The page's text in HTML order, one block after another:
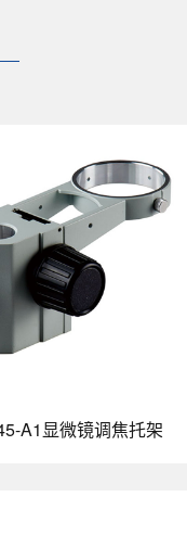
A1显微镜调焦托架